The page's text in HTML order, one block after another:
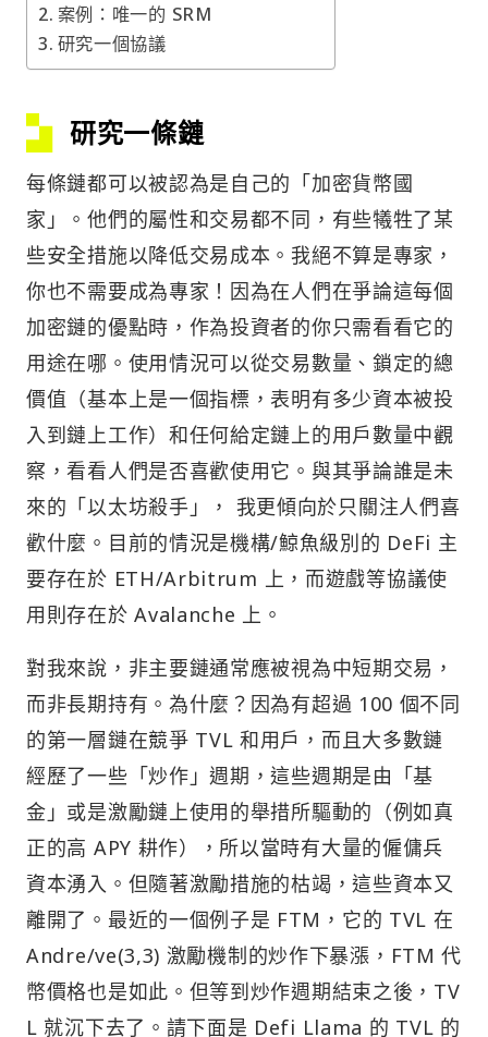
案例：唯一的 SRM
研究一個協議
研究一條鏈
每條鏈都可以被認為是自己的「加密貨幣國
家」。他們的屬性和交易都不同，有些犧牲了某
些安全措施以降低交易成本。我絕不算是專家，
你也不需要成為專家！因為在人們在爭論這每個
加密鏈的優點時，作為投資者的你只需看看它的
用途在哪。使用情況可以從交易數量、鎖定的總
價值（基本上是一個指標，表明有多少資本被投
入到鏈上工作）和任何給定鏈上的用戶數量中觀
察，看看人們是否喜歡使用它。與其爭論誰是未
來的「以太坊殺手」， 我更傾向於只關注人們喜
歡什麼。目前的情況是機構/鯨魚級別的 DeFi 主
要存在於 ETH/Arbitrum 上，而遊戲等協議使
用則存在於 Avalanche 上。
對我來說，非主要鏈通常應被視為中短期交易，
而非長期持有。為什麼？因為有超過 100 個不同
的第一層鏈在競爭 TVL 和用戶，而且大多數鏈
經歷了一些「炒作」週期，這些週期是由「基
金」或是激勵鏈上使用的舉措所驅動的（例如真
正的高 APY 耕作），所以當時有大量的僱傭兵
資本湧入。但隨著激勵措施的枯竭，這些資本又
離開了。最近的一個例子是 FTM，它的 TVL 在
Andre/ve(3,3) 激勵機制的炒作下暴漲，FTM 代
幣價格也是如此。但等到炒作週期結束之後，TV
L 就沉下去了。請下面是 Defi Llama 的 TVL 的